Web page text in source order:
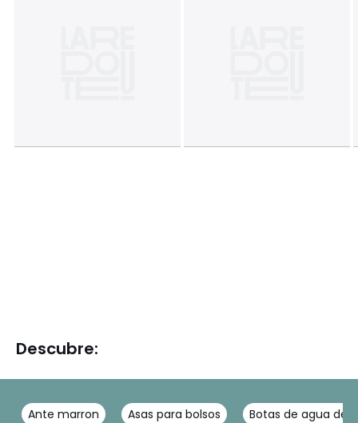
Descubre:
Ante marron Asas para bolsos Botas de agua de